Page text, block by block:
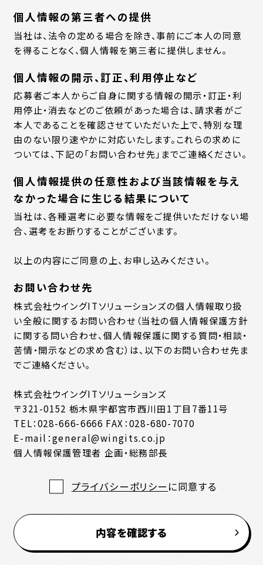
個人情報の第三者への提供
当社は、法令の定める場合を除き、事前にご本人の同意
を得ることなく、個人情報を第三者に提供しません。
個人情報の開示、訂正、利用停止など
応募者ご本人からご自身に関する情報の開示・訂正・利
用停止・消去などのご依頼があった場合は、請求者がご
本人であることを確認させていただいた上で、特別な理
由のない限り速やかに対応いたします。これらの求めに
ついては、下記の「お問い合わせ先」までご連絡ください。
個人情報提供の任意性および当該情報を与え
なかった場合に生じる結果について
当社は、各種選考に必要な情報をご提供いただけない場
合、選考をお断りすることがございます。
以上の内容にご同意の上、お申し込みください。
お問い合わせ先
株式会社ウイングITソリューションズの個人情報取り扱
い全般に関するお問い合わせ（当社の個人情報保護方針
に関する問い合わせ、個人情報保護に関する質問・相談・
苦情・開示などの求め含む）は、以下のお問い合わせ先ま
でご連絡ください。
株式会社ウイングITソリューションズ
〒321-0152 栃木県宇都宮市西川田1丁目7番11号
TEL：028-666-6666 FAX：028-680-7070
E-mail：general@wingits.co.jp
個人情報保護管理者 企画・総務部長
プライバシーポリシー に同意する
内容を確認する